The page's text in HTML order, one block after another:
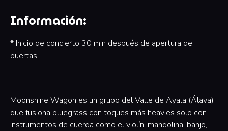
Información:
* Inicio de concierto 30 min después de apertura de
puertas.
Moonshine Wagon es un grupo del Valle de Ayala (Álava)
que fusiona bluegrass con toques más heavies solo con
instrumentos de cuerda como el violín, mandolina, banjo,